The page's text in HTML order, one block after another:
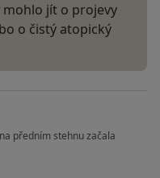
jít o projevy
o čistý atopický
předním stehnu začala